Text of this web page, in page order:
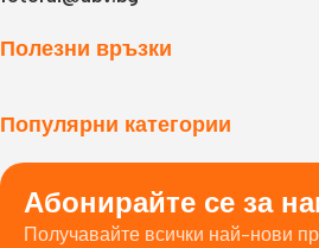
Полезни връзки
Популярни категории
Абонирайте се за
Получавайте всички най-нови